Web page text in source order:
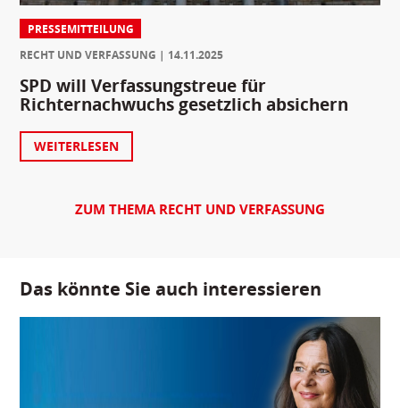
PRESSEMITTEILUNG
RECHT UND VERFASSUNG
14.11.2025
SPD will Verfassungstreue für
Richternachwuchs gesetzlich absichern
WEITERLESEN
ZUM THEMA RECHT UND VERFASSUNG
Das könnte Sie auch interessieren